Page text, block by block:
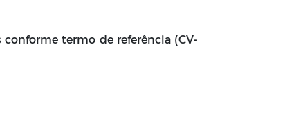
termo de referência (CV-